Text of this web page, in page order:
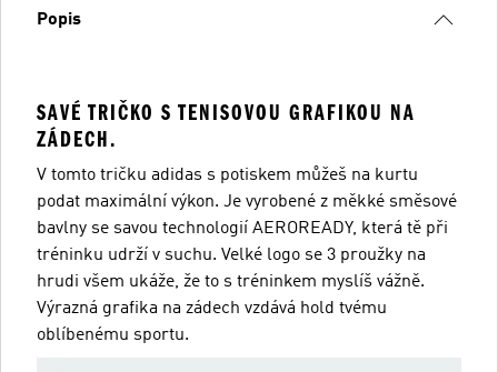
Popis
SAVÉ TRIČKO S TENISOVOU GRAFIKOU NA
ZÁDECH.
V tomto tričku adidas s potiskem můžeš na kurtu
podat maximální výkon. Je vyrobené z měkké směsové
bavlny se savou technologií AEROREADY, která tě při
tréninku udrží v suchu. Velké logo se 3 proužky na
hrudi všem ukáže, že to s tréninkem myslíš vážně.
Výrazná grafika na zádech vzdává hold tvému
oblíbenému sportu.